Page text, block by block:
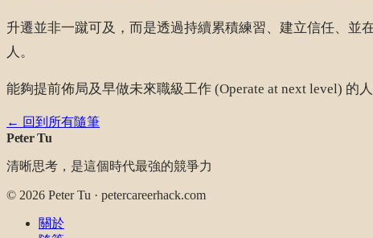
升遷並非一蹴可及，而是透過持續累積練習、建立信任、
人。
能夠提前佈局及早做未來職級工作 (Operate at next level) 的
← 回到所有隨筆
Peter Tu
清晰思考，是這個時代最強的競爭力
© 2026 Peter Tu · petercareerhack.com
關於